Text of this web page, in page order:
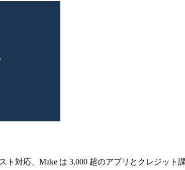
ト対応、Make は 3,000 超のアプリとクレジット